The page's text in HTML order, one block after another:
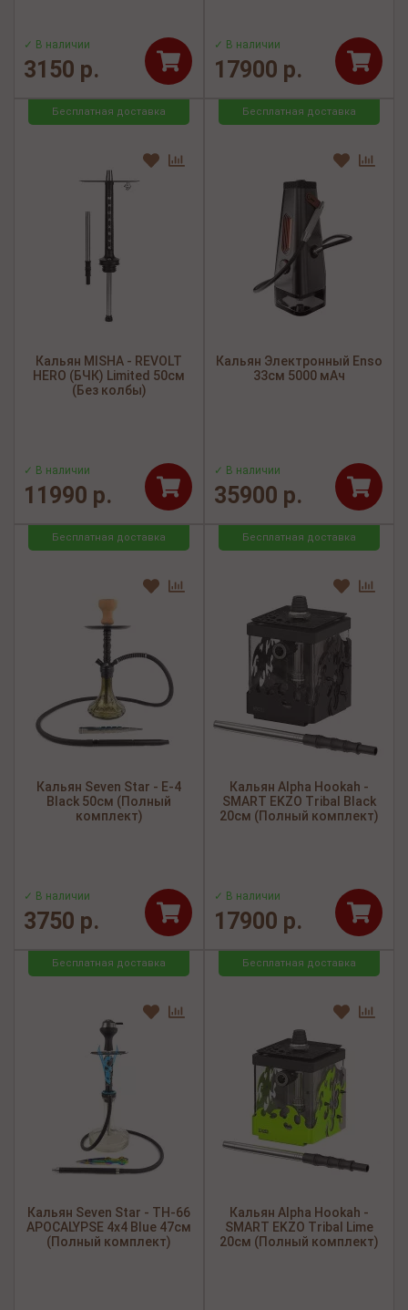
✓ В наличии
3150 р.
✓ В наличии
17900 р.
Бесплатная доставка
Кальян MISHA - REVOLT
HERO (БЧК) Limited 50см
(Без колбы)
✓ В наличии
11990 р.
Бесплатная доставка
Кальян Электронный Enso
33см 5000 мАч
✓ В наличии
35900 р.
Бесплатная доставка
Кальян Seven Star - E-4
Black 50см (Полный
комплект)
✓ В наличии
3750 р.
Бесплатная доставка
Кальян Alpha Hookah -
SMART EKZO Tribal Black
20см (Полный комплект)
✓ В наличии
17900 р.
Бесплатная доставка
Кальян Seven Star - TH-66
APOCALYPSE 4x4 Blue 47см
(Полный комплект)
Бесплатная доставка
Кальян Alpha Hookah -
SMART EKZO Tribal Lime
20см (Полный комплект)